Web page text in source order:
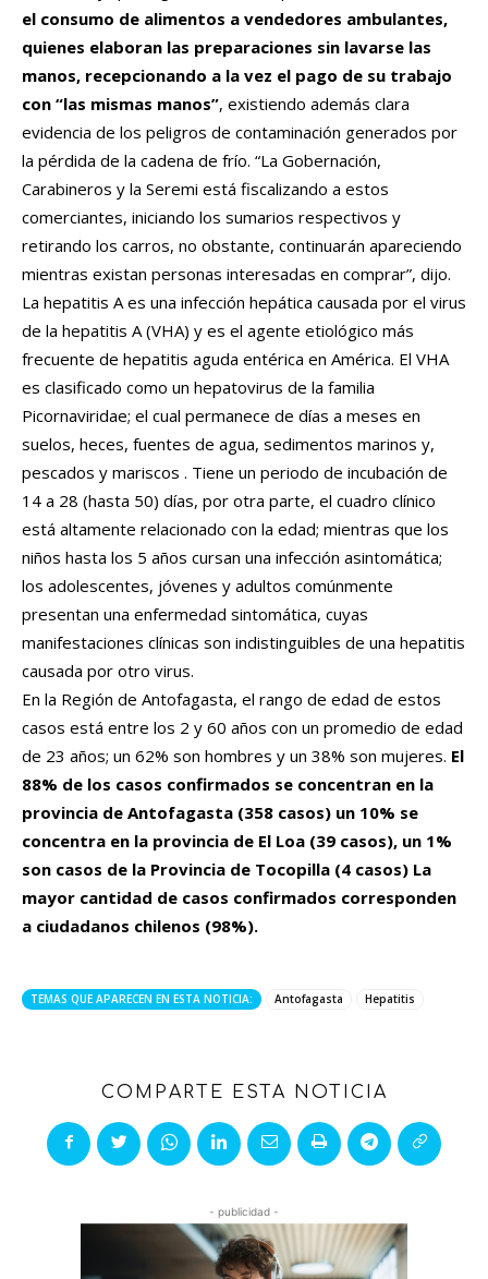
el consumo de alimentos a vendedores ambulantes,
quienes elaboran las preparaciones sin lavarse las
manos, recepcionando a la vez el pago de su trabajo
con “las mismas manos”, existiendo además clara
evidencia de los peligros de contaminación generados por
la pérdida de la cadena de frío. “La Gobernación,
Carabineros y la Seremi está fiscalizando a estos
comerciantes, iniciando los sumarios respectivos y
retirando los carros, no obstante, continuarán apareciendo
mientras existan personas interesadas en comprar”, dijo.
La hepatitis A es una infección hepática causada por el virus
de la hepatitis A (VHA) y es el agente etiológico más
frecuente de hepatitis aguda entérica en América. El VHA
es clasificado como un hepatovirus de la familia
Picornaviridae; el cual permanece de días a meses en
suelos, heces, fuentes de agua, sedimentos marinos y,
pescados y mariscos . Tiene un periodo de incubación de
14 a 28 (hasta 50) días, por otra parte, el cuadro clínico
está altamente relacionado con la edad; mientras que los
niños hasta los 5 años cursan una infección asintomática;
los adolescentes, jóvenes y adultos comúnmente
presentan una enfermedad sintomática, cuyas
manifestaciones clínicas son indistinguibles de una hepatitis
causada por otro virus.
En la Región de Antofagasta, el rango de edad de estos
casos está entre los 2 y 60 años con un promedio de edad
de 23 años; un 62% son hombres y un 38% son mujeres. El
88% de los casos confirmados se concentran en la
provincia de Antofagasta (358 casos) un 10% se
concentra en la provincia de El Loa (39 casos), un 1%
son casos de la Provincia de Tocopilla (4 casos) La
mayor cantidad de casos confirmados corresponden
a ciudadanos chilenos (98%).
TEMAS QUE APARECEN EN ESTA NOTICIA: Antofagasta Hepatitis
COMPARTE ESTA NOTICIA
- publicidad -